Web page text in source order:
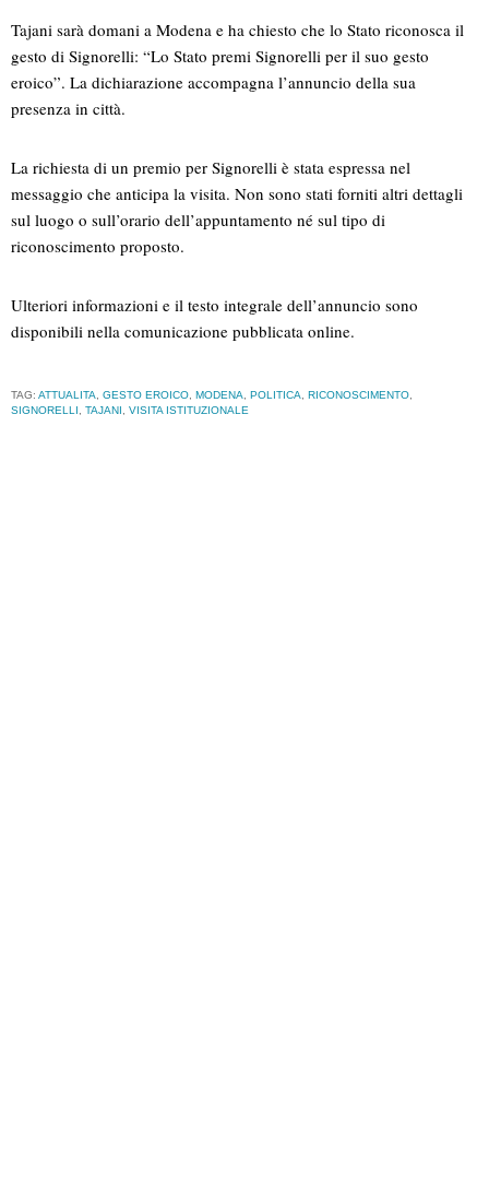
Tajani sarà domani a Modena e ha chiesto che lo Stato riconosca il
gesto di Signorelli: “Lo Stato premi Signorelli per il suo gesto
eroico”. La dichiarazione accompagna l’annuncio della sua
presenza in città.
La richiesta di un premio per Signorelli è stata espressa nel
messaggio che anticipa la visita. Non sono stati forniti altri dettagli
sul luogo o sull’orario dell’appuntamento né sul tipo di
riconoscimento proposto.
Ulteriori informazioni e il testo integrale dell’annuncio sono
disponibili nella comunicazione pubblicata online.
TAG: ATTUALITA, GESTO EROICO, MODENA, POLITICA, RICONOSCIMENTO,
SIGNORELLI, TAJANI, VISITA ISTITUZIONALE